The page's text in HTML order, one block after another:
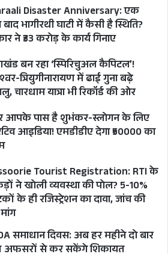
Disaster Anniversary: एक
भागीरथी घाटी में कैसी है स्थिति?
ने ₹33 करोड़ के कार्य गिनाए
बन रहा ‘स्पिरिचुअल कैपिटल’!
त्रियुगीनारायण में ढाई गुना बढ़े
चारधाम यात्रा भी रिकॉर्ड की ओर
आपके पास है शुभंकर-स्लोगन के लिए
आइडिया! एमडीडीए देगा ₹50000 का
Tourist Registration: RTI के
ने खोली व्यवस्था की पोल? 5-10%
के ही रजिस्ट्रेशन का दावा, जांच की
समाधान दिवस: अब हर महीने दो बार